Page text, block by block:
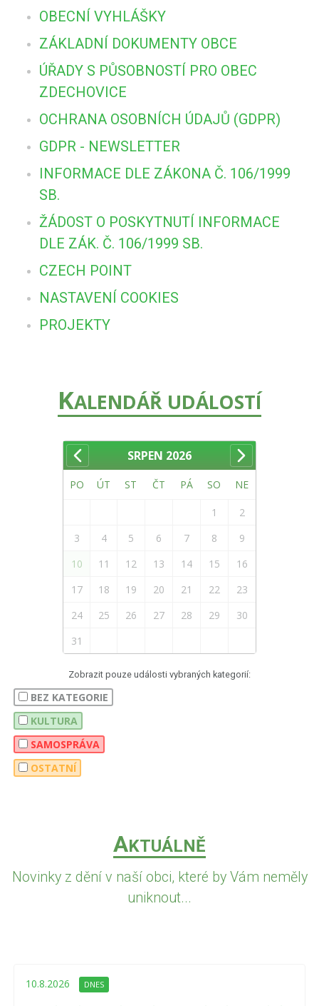
OBECNÍ VYHLÁŠKY
ZÁKLADNÍ DOKUMENTY OBCE
ÚŘADY S PŮSOBNOSTÍ PRO OBEC
ZDECHOVICE
OCHRANA OSOBNÍCH ÚDAJŮ (GDPR)
GDPR - NEWSLETTER
INFORMACE DLE ZÁKONA Č. 106/1999
SB.
ŽÁDOST O POSKYTNUTÍ INFORMACE
DLE ZÁK. Č. 106/1999 SB.
CZECH POINT
NASTAVENÍ COOKIES
PROJEKTY
KALENDÁŘ UDÁLOSTÍ
SRPEN 2026
PO ÚT ST ČT PÁ SO NE
1
2
3
4 5 6 7 8
9
10
11 12 13 14 15
16
17
18 19 20 21 22
23
24
25 26 27 28 29
30
31
Zobrazit pouze události vybraných kategorií:
BEZ KATEGORIE
KULTURA
SAMOSPRÁVA
OSTATNÍ
AKTUÁLNĚ
Novinky z dění v naší obci, které by Vám neměly
uniknout...
10.8.2026 DNES